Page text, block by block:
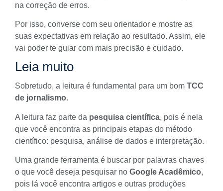
na correção de erros.
Por isso, converse com seu orientador e mostre as
suas expectativas em relação ao resultado. Assim, ele
vai poder te guiar com mais precisão e cuidado.
Leia muito
Sobretudo, a leitura é fundamental para um bom TCC
de jornalismo.
A leitura faz parte da pesquisa científica, pois é nela
que você encontra as principais etapas do método
científico: pesquisa, análise de dados e interpretação.
Uma grande ferramenta é buscar por palavras chaves
o que você deseja pesquisar no Google Acadêmico,
pois lá você encontra artigos e outras produções